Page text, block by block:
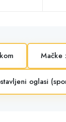
Mačke
oglasi